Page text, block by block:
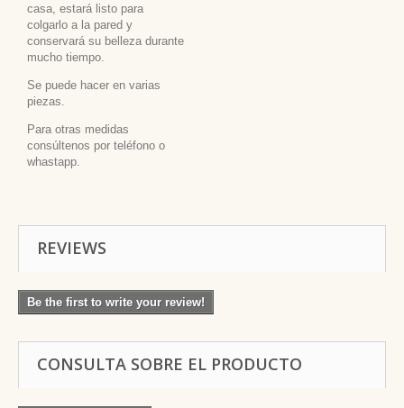
casa, estará listo para
colgarlo a la pared y
conservará su belleza durante
mucho tiempo.
Se puede hacer en varias
piezas.
Para otras medidas
consúltenos por teléfono o
whastapp.
REVIEWS
Be the first to write your review!
CONSULTA SOBRE EL PRODUCTO